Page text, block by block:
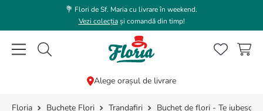
💐 Flori de Sf. Maria cu livrare în weekend.
Vezi colecțiași comandă din timp!
Caută flori, plante, cadouri...
Alege orașul de livrare
Buchete Flori Trandafiri Buchet de flori - Te iubesc